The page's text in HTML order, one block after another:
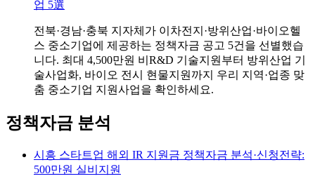
업 5選
전북·경남·충북 지자체가 이차전지·방위산업·바이오헬
스 중소기업에 제공하는 정책자금 공고 5건을 선별했습
니다. 최대 4,500만원 비R&D 기술지원부터 방위산업 기
술사업화, 바이오 전시 현물지원까지 우리 지역·업종 맞
춤 중소기업 지원사업을 확인하세요.
정책자금 분석
시흥 스타트업 해외 IR 지원금 정책자금 분석·신청전략:
500만원 실비지원